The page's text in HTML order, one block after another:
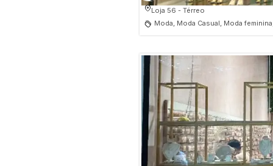
Loja 56 - Térreo
Moda, Moda Casual, Moda